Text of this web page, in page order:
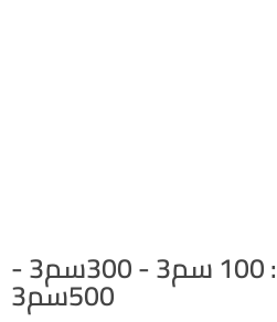
العبوات المتاحة: 100 سم3 - 300سم3 -
500سم3